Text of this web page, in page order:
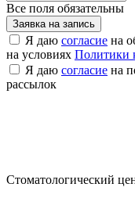
Все поля обязательны
Заявка на запись
Я даю согласие на
на условиях Политики
Я даю согласие на
рассылок
Стоматологический